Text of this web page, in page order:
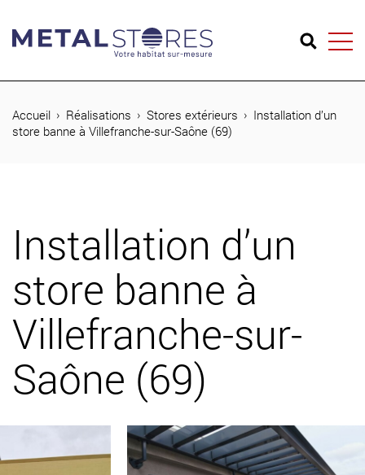
04 74 65 26 73
Métal Stores
Journal
Contact
Accueil Réalisations Stores extérieurs
Installation d’un
store banne à Villefranche-sur-Saône (69)
Installation d’un
store banne à
Villefranche-sur-
Saône (69)